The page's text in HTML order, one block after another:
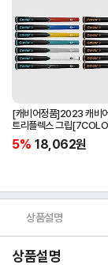
[캐비어정품]2023 캐비
트리플렉스 그립
[라운드][39g/42g/
[R/S 토크]
5% 18,062원
상품설명
상품설명